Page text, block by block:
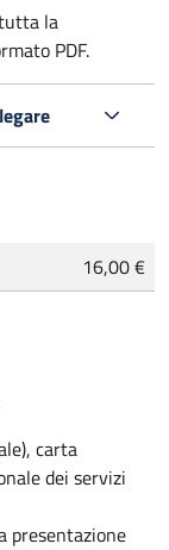
la
PDF.
16,00 €
carta
dei servizi
presentazione